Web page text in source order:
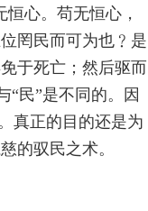
心。苟无恒心，
罔民而可为也﹖是
于死亡；然后驱而
“民”是不同的。因
真正的目的还是为
的驭民之术。